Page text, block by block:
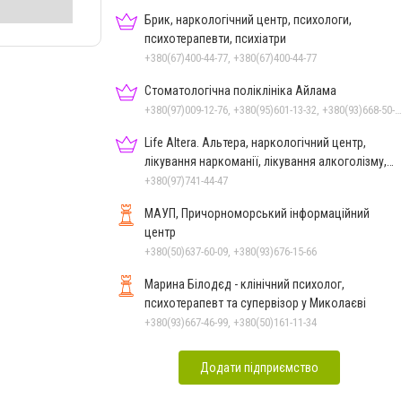
Брик, наркологічний центр, психологи,
психотерапевти, психіатри
+380(67)400-44-77, +380(67)400-44-77
Стоматологічна поліклініка Айлама
Life Altera. Альтера, наркологічний центр,
лікування наркоманії, лікування алкоголізму,
зняття ломки
+380(97)741-44-47
МАУП, Причорноморський інформаційний
центр
+380(50)637-60-09, +380(93)676-15-66
Марина Білодєд - клінічний психолог,
психотерапевт та супервізор у Миколаєві
+380(93)667-46-99, +380(50)161-11-34
Додати підприємство